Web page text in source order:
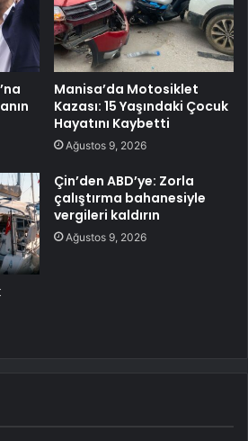
Manisa’da Motosiklet
Kazası: 15 Yaşındaki Çocuk
Hayatını Kaybetti
Ağustos 9, 2026
Çin’den ABD’ye: Zorla
çalıştırma bahanesiyle
vergileri kaldırın
Ağustos 9, 2026